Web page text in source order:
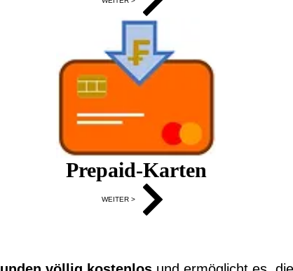
Prepaid-Karten
WEITER >